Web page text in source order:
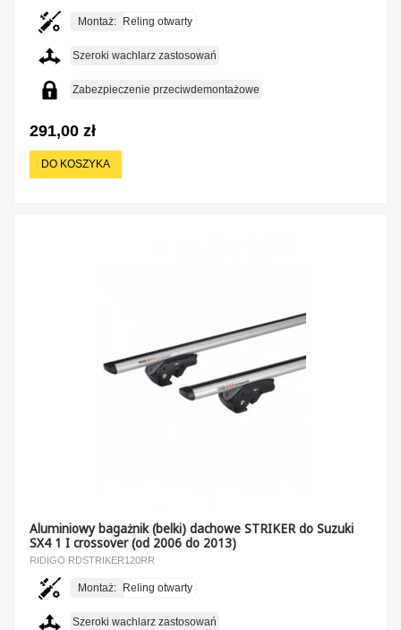
Montaż: Reling otwarty
Szeroki wachlarz zastosowań
Zabezpieczenie przeciwdemontażowe
291,00 zł
DO KOSZYKA
Aluminiowy bagażnik (belki) dachowe STRIKER do Suzuki
SX4 1 I crossover (od 2006 do 2013)
RIDIGO RDSTRIKER120RR
Montaż: Reling otwarty
Szeroki wachlarz zastosowań